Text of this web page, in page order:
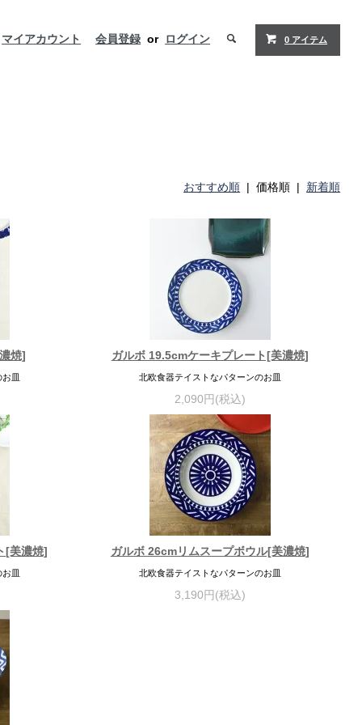
マイアカウント 会員登録 or ログイン 0 アイテム
おすすめ順 | 価格順 | 新着順
焼]
皿
ガルボ 19.5cmケーキプレート[美濃焼]
北欧食器テイストなパターンのお皿
2,090円(税込)
[美濃焼]
皿
ガルボ 26cmリムスープボウル[美濃焼]
北欧食器テイストなパターンのお皿
3,190円(税込)